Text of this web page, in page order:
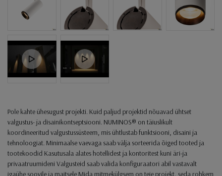
Pole kahte ühesugust projekti. Kuid paljud projektid nõuavad ühtset
valgustus- ja disainikontseptsiooni. NUMINOS® on täiuslikult
koordineeritud valgustussüsteem, mis ühtlustab funktsiooni, disaini ja
tehnoloogiat. Minimaalse vaevaga saab välja sorteerida õiged tooted ja
tootekoodid Kasutusala alates hotellidest ja kontoritest kuni äri-ja
privaatruumideni Valgusteid saab valida konfiguraatori abil vastavalt
igaühe soovile ja maitsele Mida mitmekülgsem on teie projekt, seda rohkem